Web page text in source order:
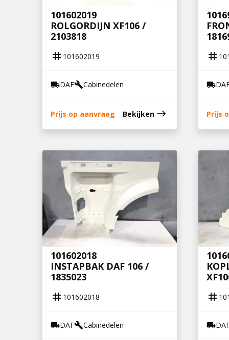
101602019
ROLGORDIJN XF106 /
2103818
tag 101602019
local_shippingDAFbuildCabinedelen
Prijs op aanvraag Bekijken east
tag
local_shipping
Prijs
101602018
INSTAPBAK DAF 106 /
1835023
tag 101602018
local_shippingDAFbuildCabinedelen
tag
local_shipping